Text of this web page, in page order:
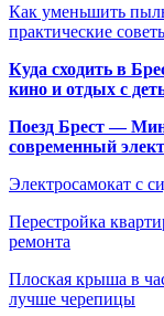
Как уменьшить
практические
Куда сходить в
кино и отдых с
Поезд Брест —
современный
Электросамокат с
Перестройка
ремонта
Плоская крыша в
лучше черепицы